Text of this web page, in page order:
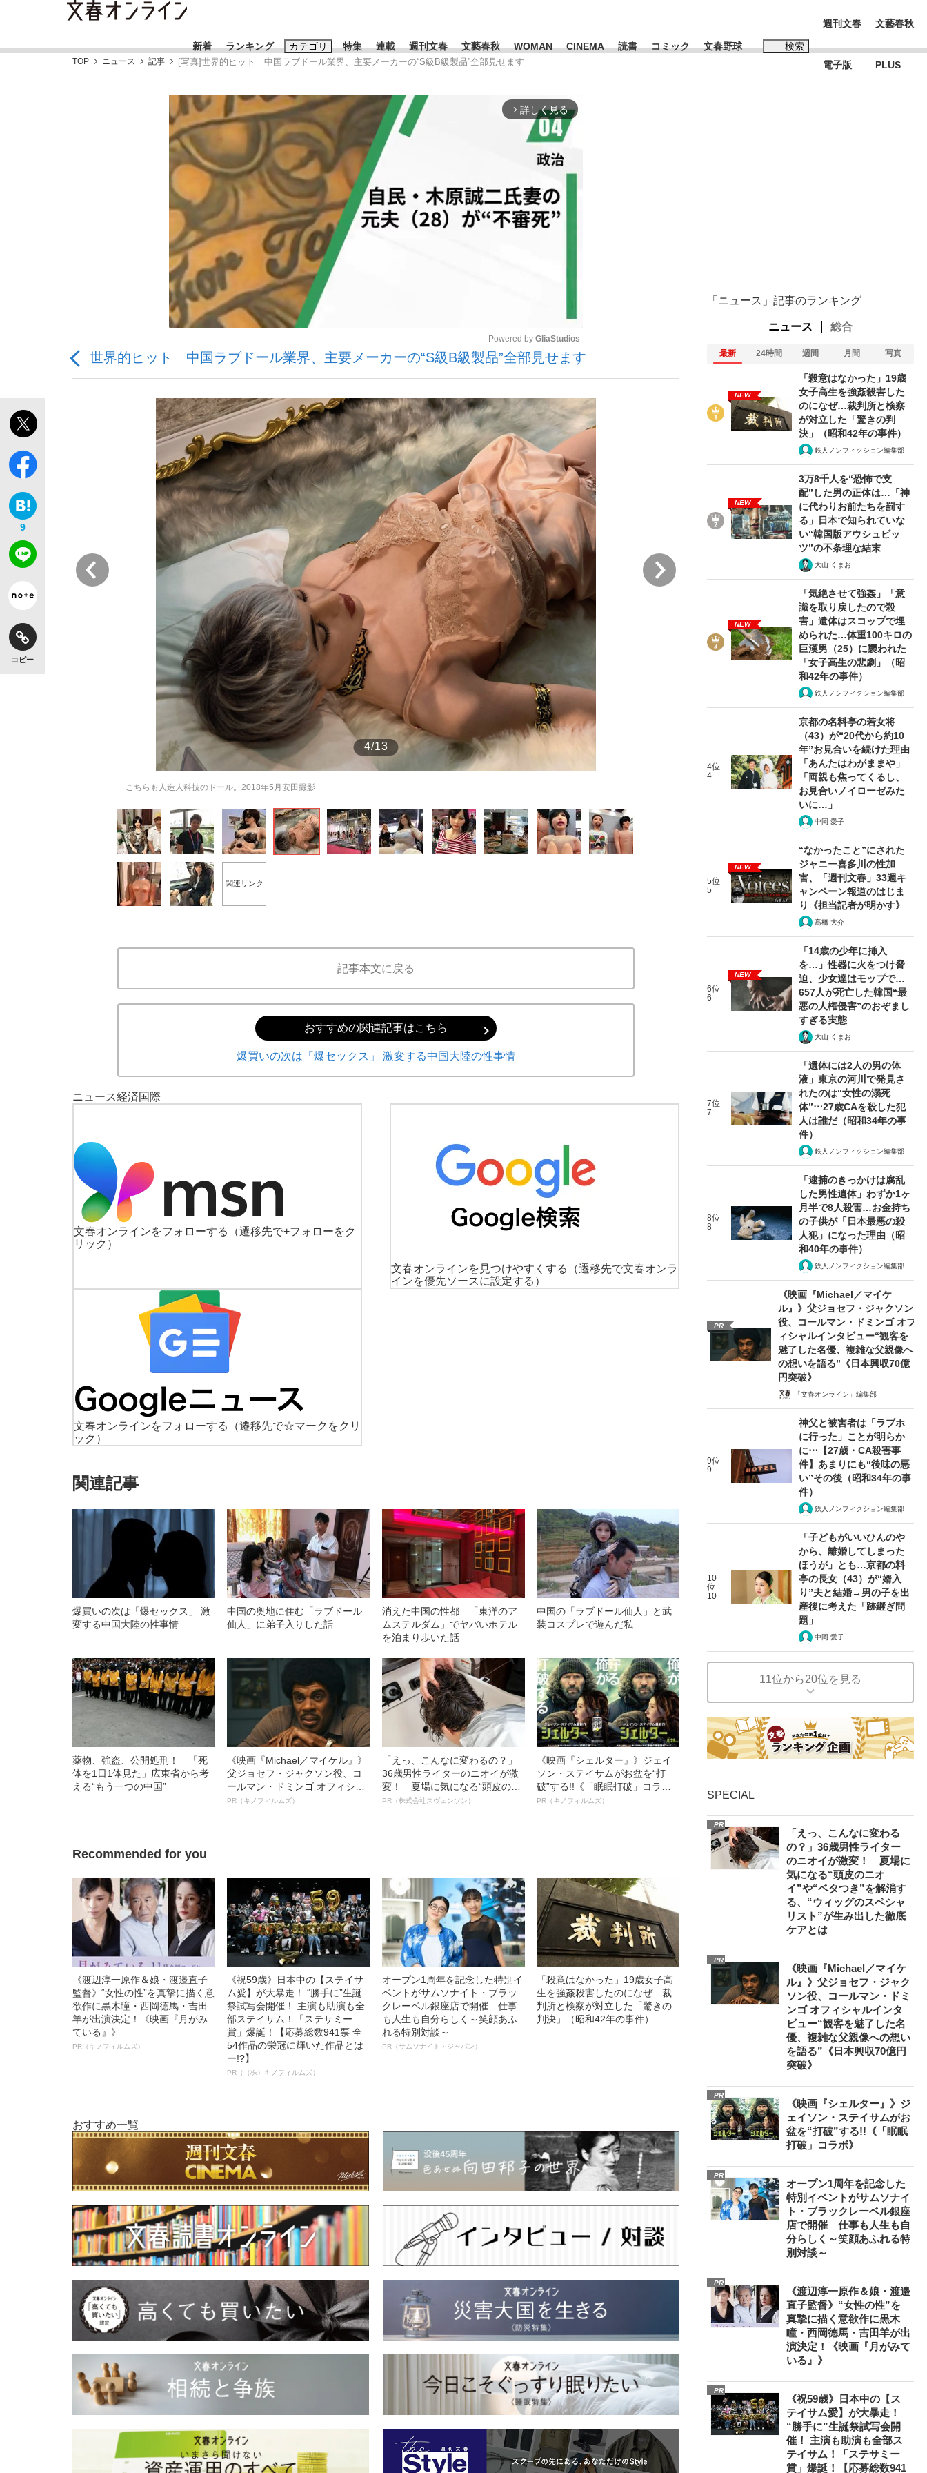
新着 ランキング カテゴリ
「90%は失敗する。でも…」本田圭佑が初めて明かした日本代表監督に...
「敗因分析は一切聞かれなかった」侍ジャパン選手が証言した“NPB聞... 「クマが悪者扱いされているのが悲しい」『北の国から』倉本聰氏（91...
「目標達成できなかったからと言って…」サッカー日本代表・森保一監督...
もっと見る
特集
観る将棋、読む将棋
キングの誕生を、目撃せよ。
いまさら聞けない資産運用のすべて
もっと見る
連載 週刊文春 文藝春秋 WOMAN CINEMA 読書 コミック 文春野球 検索
おすすめのキーワードタグ一覧
#藤田晋 #三山凌輝 #高市早苗 #城彰二
#玉木雄一郎
#亀和田武
週刊文春
電子版
文藝春秋
PLUS
TOP ニュース 記事 [写真]世界的ヒット 中国ラブドール業界、主要メーカーの“S級B級製品”全部見せます
arrow_forward_ios 詳しく見る
Mute
Powered by GliaStudios
世界的ヒット 中国ラブドール業界、主要メーカーの“S級B級製品”全部見せます
9
コピー
4/13
こちらも人造人科技のドール。2018年5月安田撮影
5/13
関連リンク
記事本文に戻る
おすすめの関連記事はこちら
爆買いの次は「爆セックス」 激変する中国大陸の性事情
ニュース経済国際
文春オンラインをフォローする
（遷移先で+フォローをク
リック）
文春オンラインを見つけやすくする
（遷移先で文春オンラ
インを優先ソースに設定する）
文春オンラインをフォローする
（遷移先で☆マークをクリ
ック）
関連記事
爆買いの次は「爆セックス」 激
変する中国大陸の性事情
中国の奥地に住む「ラブドール
仙人」に弟子入りした話
消えた中国の性都 「東洋のア
ムステルダム」でヤバいホテル
を泊まり歩いた話
中国の「ラブドール仙人」と武
装コスプレで遊んだ私
薬物、強盗、公開処刑！ 「死
体を1日1体見た」広東省から考
える“もう一つの中国”
《映画『Michael／マイケル』》
父ジョセフ・ジャクソン役、コ
ールマン・ドミンゴ オフィシャ
ルインタビュー“観客を魅了した
PR（キノフィルムズ）
「えっ、こんなに変わるの？」
36歳男性ライターのニオイが激
変！ 夏場に気になる“頭皮のニ
オイ”や“ベタつき”を解消す
PR（株式会社スヴェンソン）
《映画『シェルター』》ジェイ
ソン・ステイサムがお盆を“打
破”する!!《「眠眠打破」コラ
ボ》
PR（キノフィルムズ）
Recommended for you
《渡辺淳一原作＆娘・渡邉直子
監督》“女性の性”を真摯に描く意
欲作に黒木瞳・西岡德馬・吉田
羊が出演決定！《映画『月がみ
ている』》
PR（キノフィルムズ）
《祝59歳》日本中の【ステイサ
ム愛】が大暴走！ “勝手に”生誕
祭試写会開催！ 主演も助演も全
部ステイサム！「ステサミー
賞」爆誕！【応募総数941票 全
54作品の栄冠に輝いた作品とは
ー!?】
PR（（株）キノフィルムズ）
オープン1周年を記念した特別イ
ベントがサムソナイト・ブラッ
クレーベル銀座店で開催 仕事
も人生も自分らしく～笑顔あふ
れる特別対談～
PR（サムソナイト・ジャパン）
「殺意はなかった」19歳女子高
生を強姦殺害したのになぜ…裁
判所と検察が対立した「驚きの
判決」（昭和42年の事件）
おすすめ一覧
「ニュース」記事のランキング
ニュース 総合
最新 24時間 週間 月間 写真
NEW
「殺意はなかった」19歳
女子高生を強姦殺害した
のになぜ…裁判所と検察
が対立した「驚きの判
決」（昭和42年の事件）
鉄人ノンフィクション編集部
NEW
3万8千人を“恐怖で支
配”した男の正体は…「神
に代わりお前たちを罰す
る」日本で知られていな
い“韓国版アウシュビッ
ツ”の不条理な結末
大山 くまお
NEW
「気絶させて強姦」「意
識を取り戻したので殺
害」遺体はスコップで埋
められた…体重100キロの
巨漢男（25）に襲われた
「女子高生の悲劇」（昭
和42年の事件）
鉄人ノンフィクション編集部
4位
4
京都の名料亭の若女将
（43）が“20代から約10
年”お見合いを続けた理由
「あんたはわがままや」
「両親も焦ってくるし、
お見合いノイローゼみた
いに…」
中岡 愛子
5位
5
NEW
“なかったこと”にされた
ジャニー喜多川の性加
害、「週刊文春」33週キ
ャンペーン報道のはじま
り《担当記者が明かす》
髙橋 大介
6位
6
NEW
「14歳の少年に挿入
を…」性器に火をつけ脅
迫、少女達はモップで…
657人が死亡した韓国“最
悪の人権侵害”のおぞまし
すぎる実態
大山 くまお
7位
7
「遺体には2人の男の体
液」東京の河川で発見さ
れたのは“女性の溺死
体”⋯27歳CAを殺した犯
人は誰だ（昭和34年の事
件）
鉄人ノンフィクション編集部
8位
8
「逮捕のきっかけは腐乱
した男性遺体」わずか1ヶ
月半で8人殺害…お金持ち
の子供が「日本最悪の殺
人犯」になった理由（昭
和40年の事件）
鉄人ノンフィクション編集部
PR
《映画『Michael／マイケ
ル』》父ジョセフ・ジャクソン
役、コールマン・ドミンゴ オフ
ィシャルインタビュー“観客を
魅了した名優、複雑な父親像へ
の想いを語る”《日本興収70億
円突破》
「文春オンライン」編集部
9位
9
神父と被害者は「ラブホ
に行った」ことが明らか
に⋯【27歳・CA殺害事
件】あまりにも“後味の悪
い”その後（昭和34年の事
件）
鉄人ノンフィクション編集部
10
位
10
「子どもがいいひんのや
から、離婚してしまった
ほうが」とも…京都の料
亭の長女（43）が“婿入
り”夫と結婚→男の子を出
産後に考えた「跡継ぎ問
題」
中岡 愛子
11位から20位を見る
SPECIAL
PR
「えっ、こんなに変わる
の？」36歳男性ライター
のニオイが激変！ 夏場に
気になる“頭皮のニオ
イ”や“ベタつき”を解消す
る、“ウィッグのスペシャ
リスト”が生み出した徹底
ケアとは
PR
《映画『Michael／マイケ
ル』》父ジョセフ・ジャク
ソン役、コールマン・ドミ
ンゴ オフィシャルインタ
ビュー“観客を魅了した名
優、複雑な父親像への想い
を語る”《日本興収70億円
突破》
PR
《映画『シェルター』》ジ
ェイソン・ステイサムがお
盆を“打破”する!!《「眠眠
打破」コラボ》
PR
オープン1周年を記念した
特別イベントがサムソナイ
ト・ブラックレーベル銀座
店で開催 仕事も人生も自
分らしく～笑顔あふれる特
別対談～
PR
《渡辺淳一原作＆娘・渡邉
直子監督》“女性の性”を
真摯に描く意欲作に黒木
瞳・西岡德馬・吉田羊が出
演決定！《映画『月がみて
いる』》
PR
《祝59歳》日本中の【ス
テイサム愛】が大暴走！
“勝手に”生誕祭試写会開
催！ 主演も助演も全部ス
テイサム！「ステサミー
賞」爆誕！【応募総数941